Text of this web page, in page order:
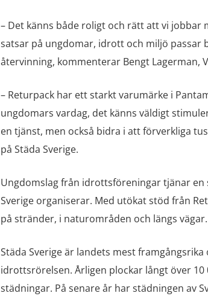
– Det känns både roligt och rätt att vi jobbar
satsar på ungdomar, idrott och miljö passar
återvinning, kommenterar Bengt Lagerman,
– Returpack har ett starkt varumärke i
ungdomars vardag, det känns väldigt
en tjänst, men också bidra i att förverkliga
på Städa Sverige.
Ungdomslag från idrottsföreningar tjänar
Sverige organiserar. Med utökat stöd från
på stränder, i naturområden och längs vägar.
Städa Sverige är landets mest
idrottsrörelsen. Årligen plockar långt över
städningar. På senare år har städningen av